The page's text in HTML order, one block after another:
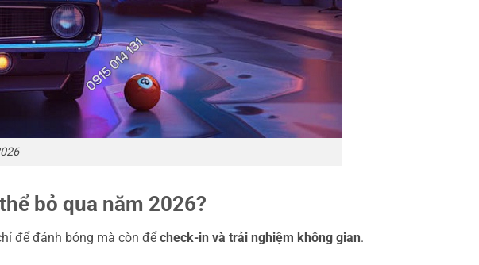
bỏ qua năm 2026?
để đánh bóng mà còn đểcheck-in và trải nghiệm không gian.